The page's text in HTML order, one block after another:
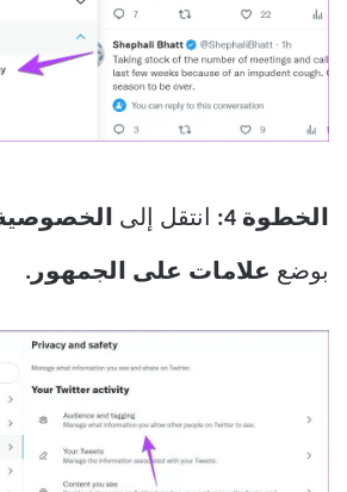
الخطوة 4: انتقل إلى
بوضع علامات على الجمهور.